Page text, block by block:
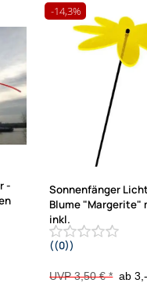
-
-14,3%
Sonnenfänger
Blume "Margerite"
inkl.
20 cm Stab gelb
((0))
UVP 3,50 € *ab